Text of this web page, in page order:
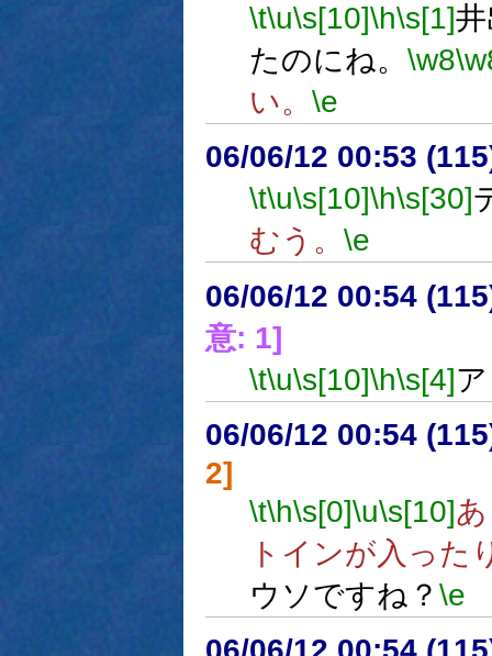
\t\u\s[10]\h\s[1]
たのにね。 \w8
い。 \e
06/06/12 00:53
\t\u\s[10]\h\s[30]
むう。 \e
06/06/12 00:54
意: 1]
\t\u\s[10]\h\s[4]
06/06/12 00:54
2]
\t\h\s[0]\u\s[10]
トインが入った
ウソですね？ \e